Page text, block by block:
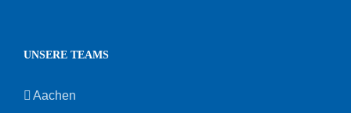
UNSERE TEAMS
Aachen